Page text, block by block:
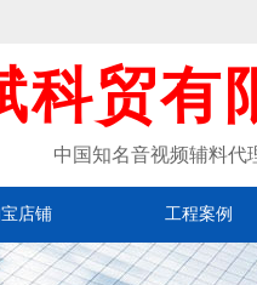
科贸有
中国知名音视频辅料代
店铺 工程案例